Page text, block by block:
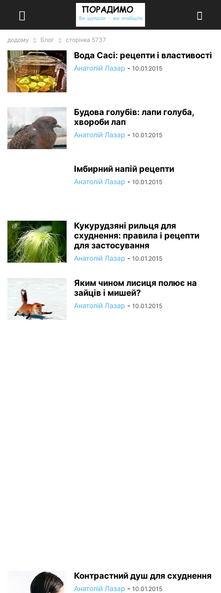
додому Блог сторінка 5737
Вода Сасі: рецепти і властивості
Анатолій Лазар - 10.01.2015
Будова голубів: лапи голуба,
хвороби лап
Анатолій Лазар - 10.01.2015
Імбирний напій рецепти
Анатолій Лазар - 10.01.2015
Кукурудзяні рильця для
схуднення: правила і рецепти
для застосування
Анатолій Лазар - 10.01.2015
Яким чином лисиця полює на
зайців і мишей?
Анатолій Лазар - 10.01.2015
Контрастний душ для схуднення
Анатолій Лазар - 10.01.2015